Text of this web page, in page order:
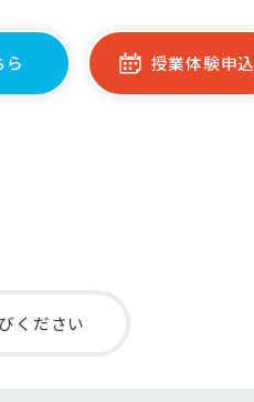
ら 授業体験申込
ください